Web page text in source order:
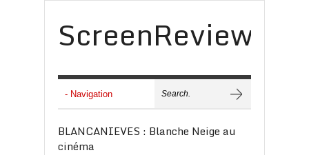
ScreenReview
BLANCANIEVES : Blanche Neige au
cinéma